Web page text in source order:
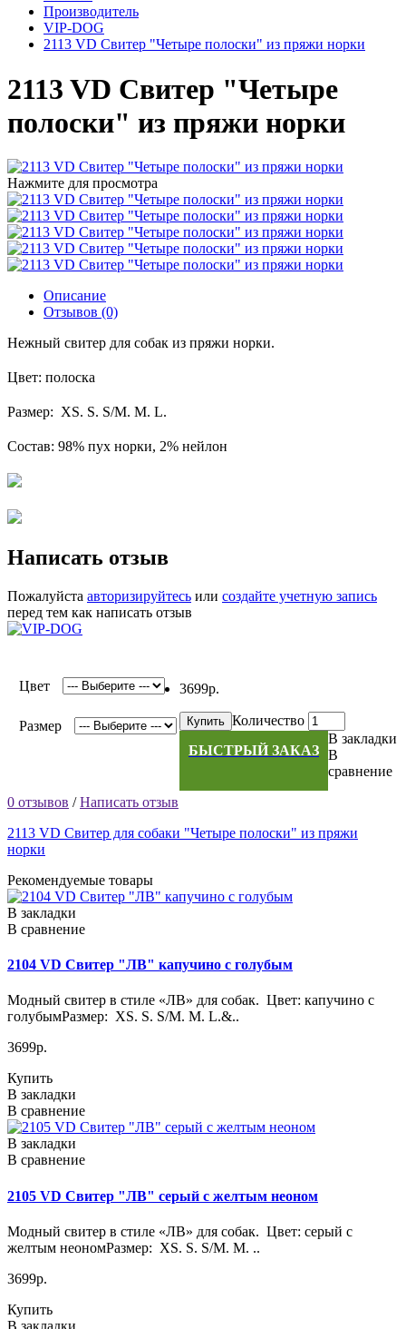
Производитель
VIP-DOG
2113 VD Свитер "Четыре полоски" из пряжи норки
2113 VD Свитер "Четыре
полоски" из пряжи норки
Нажмите для просмотра
Описание
Отзывов (0)
Нежный свитер для собак из пряжи норки.
Цвет: полоска
Размер: XS. S. S/M. M. L.
Состав: 98% пух норки, 2% нейлон
Написать отзыв
Пожалуйста авторизируйтесь или создайте учетную запись
перед тем как написать отзыв
Цвет
Размер
3699р.
Количество
Купить
БЫСТРЫЙ ЗАКАЗ
В закладки
В
сравнение
0 отзывов /Написать отзыв
2113 VD Свитер для собаки "Четыре полоски" из пряжи
норки
Рекомендуемые товары
В закладки
В сравнение
2104 VD Свитер "ЛВ" капучино с голубым
Модный свитер в стиле «ЛВ» для собак. Цвет: капучино с
голубымРазмер: XS. S. S/M. M. L.&..
3699р.
Купить
В закладки
В сравнение
В закладки
В сравнение
2105 VD Свитер "ЛВ" серый с желтым неоном
Модный свитер в стиле «ЛВ» для собак. Цвет: серый с
желтым неономРазмер: XS. S. S/M. M. ..
3699р.
Купить
В закладки